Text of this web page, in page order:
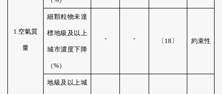
1 空氣質
量
細顆粒物未達
標地級及以上
城市濃度下降
（%）
- - 〔 18 〕 約束性
地級及以上城